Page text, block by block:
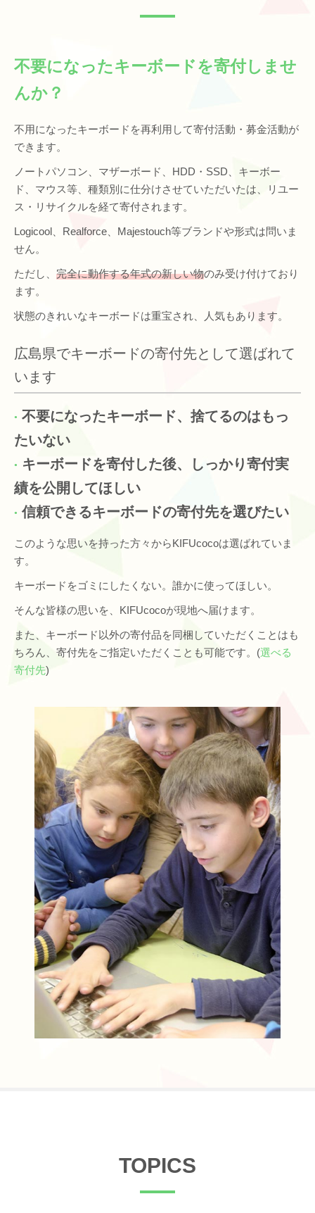
不要になったキーボードを寄付しませ
んか？
不用になったキーボードを再利用して寄付活動・募金活動が
できます。
ノートパソコン、マザーボード、HDD・SSD、キーボー
ド、マウス等、種類別に仕分けさせていただいたは、リユー
ス・リサイクルを経て寄付されます。
Logicool、Realforce、Majestouch等ブランドや形式は問いま
せん。
ただし、 完全に動作する年式の新しい物のみ受け付けており
ます。
状態のきれいなキーボードは重宝され、人気もあります。
広島県でキーボードの寄付先として選ばれて
います
不要になったキーボード、捨てるのはもっ
たいない
キーボードを寄付した後、しっかり寄付実
績を公開してほしい
信頼できるキーボードの寄付先を選びたい
このような思いを持った方々からKIFUcocoは選ばれていま
す。
キーボードをゴミにしたくない。誰かに使ってほしい。
そんな皆様の思いを、KIFUcocoが現地へ届けます。
また、キーボード以外の寄付品を同梱していただくことはも
ちろん、寄付先をご指定いただくことも可能です。(選べる
寄付先)
TOPICS